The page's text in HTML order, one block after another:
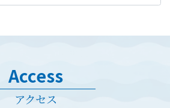
Access
アクセス